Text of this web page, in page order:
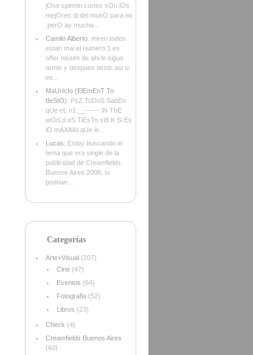
jOse spinnin cortes sOn lOs
mejOres dj del munO para mi
,perO ay mucha...
Camilo Alberto: miren todos
estan mal el numero 1 es
offer nissim de ahi le sigue
armin y despues tiesto asi si
es...
MaUrIcIo (ElEmEnT To
tIeStO): PzZ ToDoS SabEn
qUe eL n1:__------ iN ThE
wOrLd eS TiEsTo sI8 K Si Es
lO mAXiMo qUe le...
Lucas: Estoy buscando el
tema que era single de la
publicidad de Creamfields
Buenos Aires 2008, si
podrian...
Categorías
Arte+Visual (207)
Cine (47)
Eventos (64)
Fotografia (52)
Libros (23)
Check (4)
Creamfields Buenos Aires
(60)